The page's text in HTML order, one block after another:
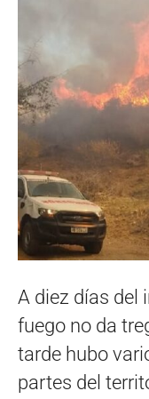
A diez días del
fuego no da
tarde hubo
partes del